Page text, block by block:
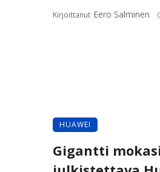
Kirjoittanut Eero Salminen
HUAWEI
Gigantti